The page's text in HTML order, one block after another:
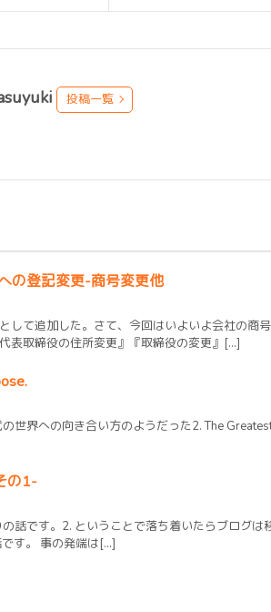
投稿一覧
の登記変更-商号変更他
して追加した。さて、今回はいよいよ会社の商
表取締役の住所変更』『取締役の変更』[…]
世界への向き合い方のようだった2. The
の1-
話です。2. ということで落ち着いたらブログは
す。 事の発端は[…]